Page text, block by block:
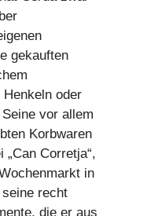
gekauften
oder
vor allem
Korbwaren
Corretja“,
in
recht
die er aus